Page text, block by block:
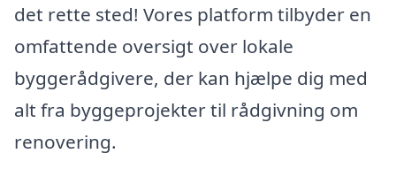
det rette sted! Vores platform tilbyder en
omfattende oversigt over lokale
byggerådgivere, der kan hjælpe dig med
alt fra byggeprojekter til rådgivning om
renovering.